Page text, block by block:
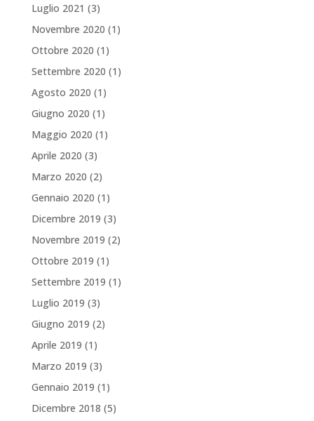
Luglio 2021 (3)
Novembre 2020 (1)
Ottobre 2020 (1)
Settembre 2020 (1)
Agosto 2020 (1)
Giugno 2020 (1)
Maggio 2020 (1)
Aprile 2020 (3)
Marzo 2020 (2)
Gennaio 2020 (1)
Dicembre 2019 (3)
Novembre 2019 (2)
Ottobre 2019 (1)
Settembre 2019 (1)
Luglio 2019 (3)
Giugno 2019 (2)
Aprile 2019 (1)
Marzo 2019 (3)
Gennaio 2019 (1)
Dicembre 2018 (5)